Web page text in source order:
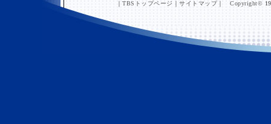
｜ TBSトップページ ｜ サイトマップ｜ Copyright©